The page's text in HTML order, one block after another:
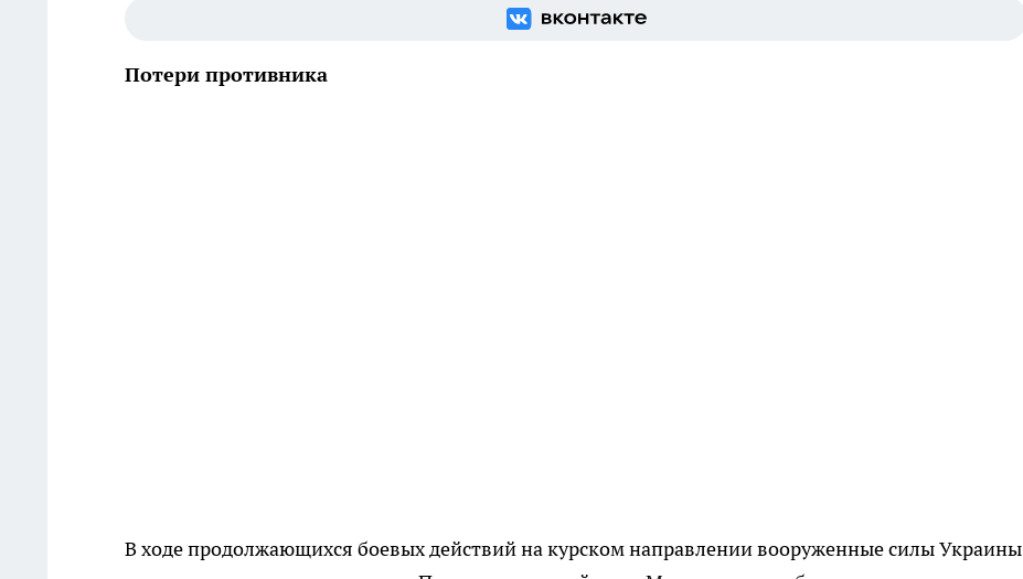
Потери противника
В ходе продолжающихся боевых действий на курском направлении вооруженные силы Украины